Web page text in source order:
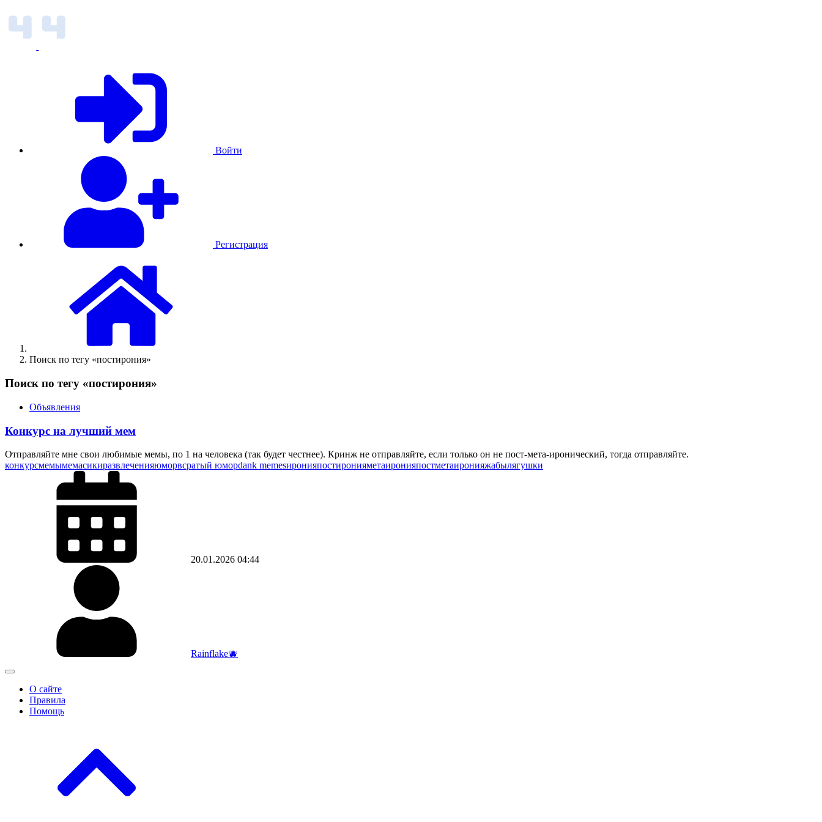
Войти
Регистрация
Поиск по тегу «постирония»
Поиск по тегу «постирония»
Объявления
Конкурс на лучший мем
Отправляйте мне свои любимые мемы, по 1 на человека (так будет честнее). Кринж не отправляйте, если только он не пост-мета-иронический, тогда отправляйте.
конкурсмемымемасикиразвлеченияюморвсратый юморdank memesиронияпостиронияметаиронияпостметаиронияжабылягушки
20.01.2026 04:44
Rainflake🫐
О сайте
Правила
Помощь